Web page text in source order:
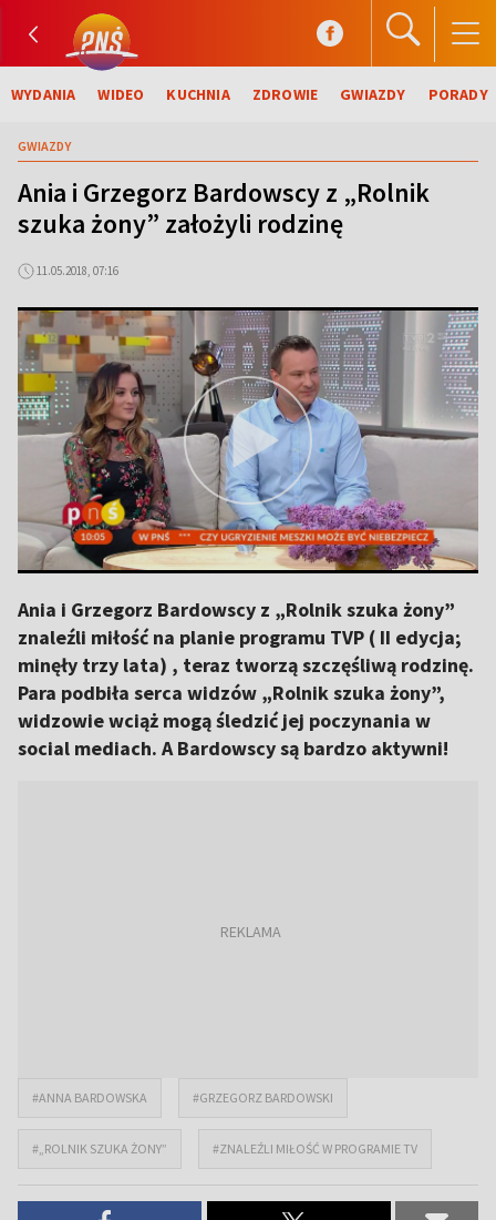
WYDANIA WIDEO KUCHNIA ZDROWIE GWIAZDY PORADY
GWIAZDY
Ania i Grzegorz Bardowscy z „Rolnik
szuka żony” założyli rodzinę
11.05.2018, 07:16
Ania i Grzegorz Bardowscy z „Rolnik szuka żony”
znaleźli miłość na planie programu TVP ( II edycja;
minęły trzy lata) , teraz tworzą szczęśliwą rodzinę.
Para podbiła serca widzów „Rolnik szuka żony”,
widzowie wciąż mogą śledzić jej poczynania w
social mediach. A Bardowscy są bardzo aktywni!
#ANNA BARDOWSKA #GRZEGORZ BARDOWSKI
#„ROLNIK SZUKA ŻONY” #ZNALEŹLI MIŁOŚĆ W PROGRAMIE TV